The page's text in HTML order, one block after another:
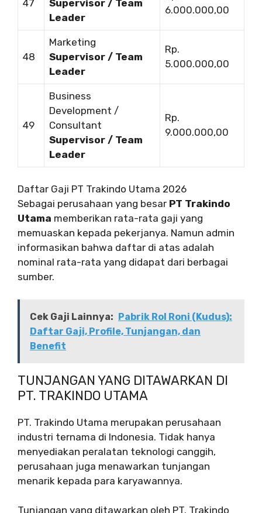
47
Supervisor / Team
Leader
6.000.000,00
48
Marketing
Supervisor / Team
Leader
Rp.
5.000.000,00
49
Business
Development /
Consultant
Supervisor / Team
Leader
Rp.
9.000.000,00
Daftar Gaji PT Trakindo Utama 2026
Sebagai perusahaan yang besar PT Trakindo
Utama memberikan rata-rata gaji yang
memuaskan kepada pekerjanya. Namun admin
informasikan bahwa daftar di atas adalah
nominal rata-rata yang didapat dari berbagai
sumber.
Cek Gaji Lainnya: Pabrik Rol Roni (Kudus):
Daftar Gaji, Profile, Tunjangan, dan
Benefit
TUNJANGAN YANG DITAWARKAN DI
PT. TRAKINDO UTAMA
PT. Trakindo Utama merupakan perusahaan
industri ternama di Indonesia. Tidak hanya
menyediakan peralatan teknologi canggih,
perusahaan juga menawarkan tunjangan
menarik kepada para karyawannya.
Tunjangan yang ditawarkan oleh PT. Trakindo